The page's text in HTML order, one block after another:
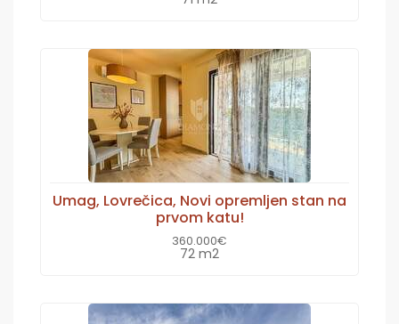
Umag, Lovrečica, Novi opremljen stan na
prvom katu!
360.000€
72 m2